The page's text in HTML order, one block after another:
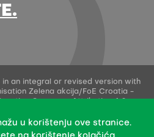
in an integral or revised version with
Zelena akcija/FoE Croatia -
to stock photos and embedded
other creators.
u korištenju ove stranice.